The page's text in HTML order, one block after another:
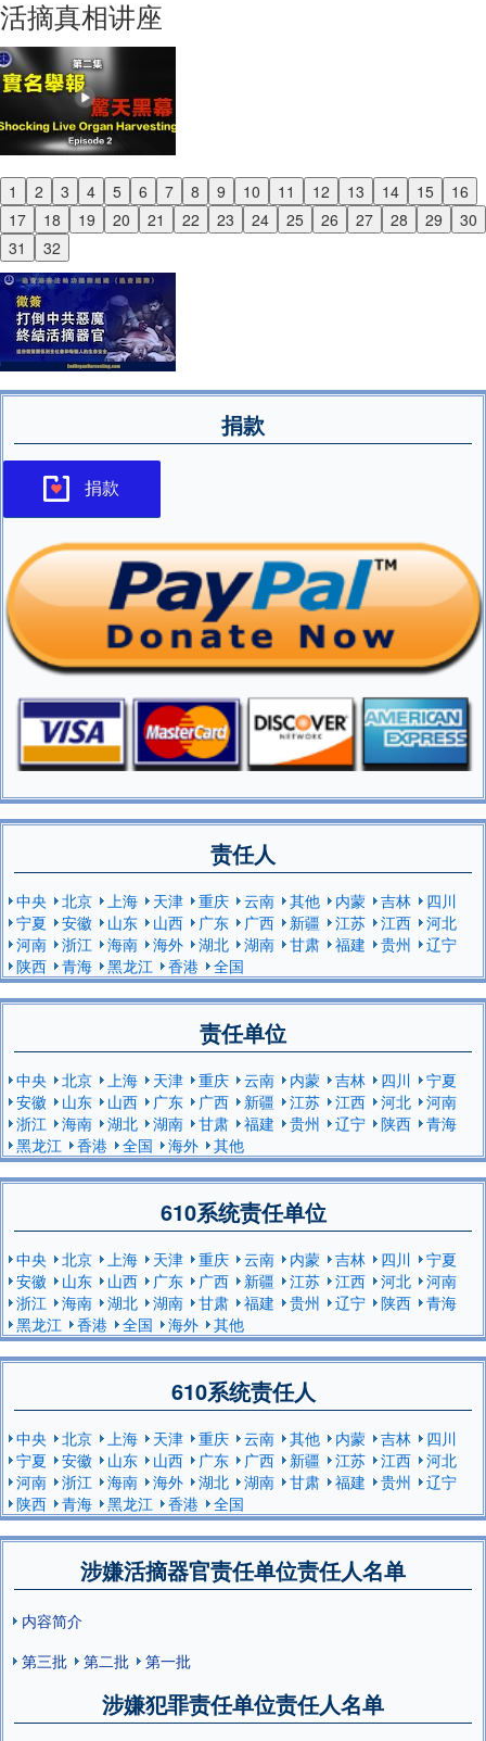
活摘真相讲座
1 2 3 4 5 6 7 8 9 10 11 12 13 14 15
16
17
18 19 20 21 22 23 24 25 26 27 28 29
30
31
32
Previous
Next
捐款
捐款
责任人
中央 北京 上海 天津 重庆 云南 其他 内蒙 吉林
四川
宁夏
安徽 山东 山西 广东 广西 新疆 江苏 江西
河北
河南
浙江 海南 海外 湖北 湖南 甘肃 福建 贵州
辽宁
陕西
青海 黑龙江 香港 全国
责任单位
中央 北京 上海 天津 重庆 云南 内蒙 吉林 四川
宁夏
安徽
山东 山西 广东 广西 新疆 江苏 江西 河北
河南
浙江
海南 湖北 湖南 甘肃 福建 贵州 辽宁 陕西
青海
黑龙江
香港 全国 海外 其他
610系统责任单位
中央 北京 上海 天津 重庆 云南 内蒙 吉林 四川
宁夏
安徽
山东 山西 广东 广西 新疆 江苏 江西 河北
河南
浙江
海南 湖北 湖南 甘肃 福建 贵州 辽宁 陕西
青海
黑龙江
香港 全国 海外 其他
610系统责任人
中央 北京 上海 天津 重庆 云南 其他 内蒙 吉林
四川
宁夏
安徽 山东 山西 广东 广西 新疆 江苏 江西
河北
河南
浙江 海南 海外 湖北 湖南 甘肃 福建 贵州
辽宁
陕西
青海 黑龙江 香港 全国
涉嫌活摘器官责任单位责任人名单
内容简介
第三批
第二批 第一批
涉嫌犯罪责任单位责任人名单